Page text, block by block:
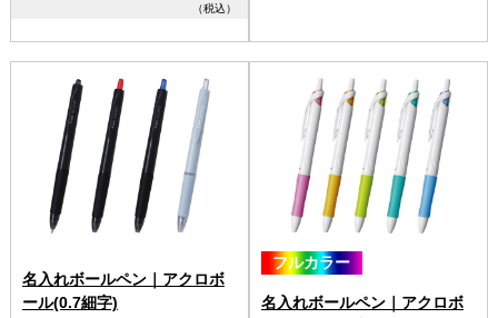
（税込）
名入れボールペン｜アクロボ
ール(0.7細字)
フルカラー
名入れボールペン｜アクロボ